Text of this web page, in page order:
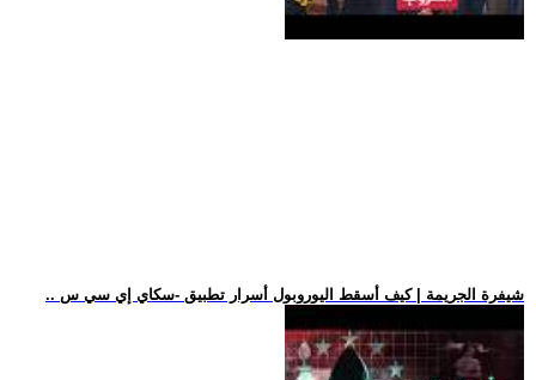
.. شيفرة الجريمة | كيف أسقط اليوروبول أسرار تطبيق -سكاي إي سي س